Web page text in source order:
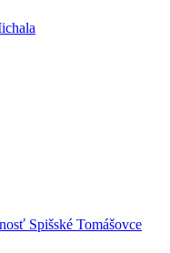
Spišské Tomášovce